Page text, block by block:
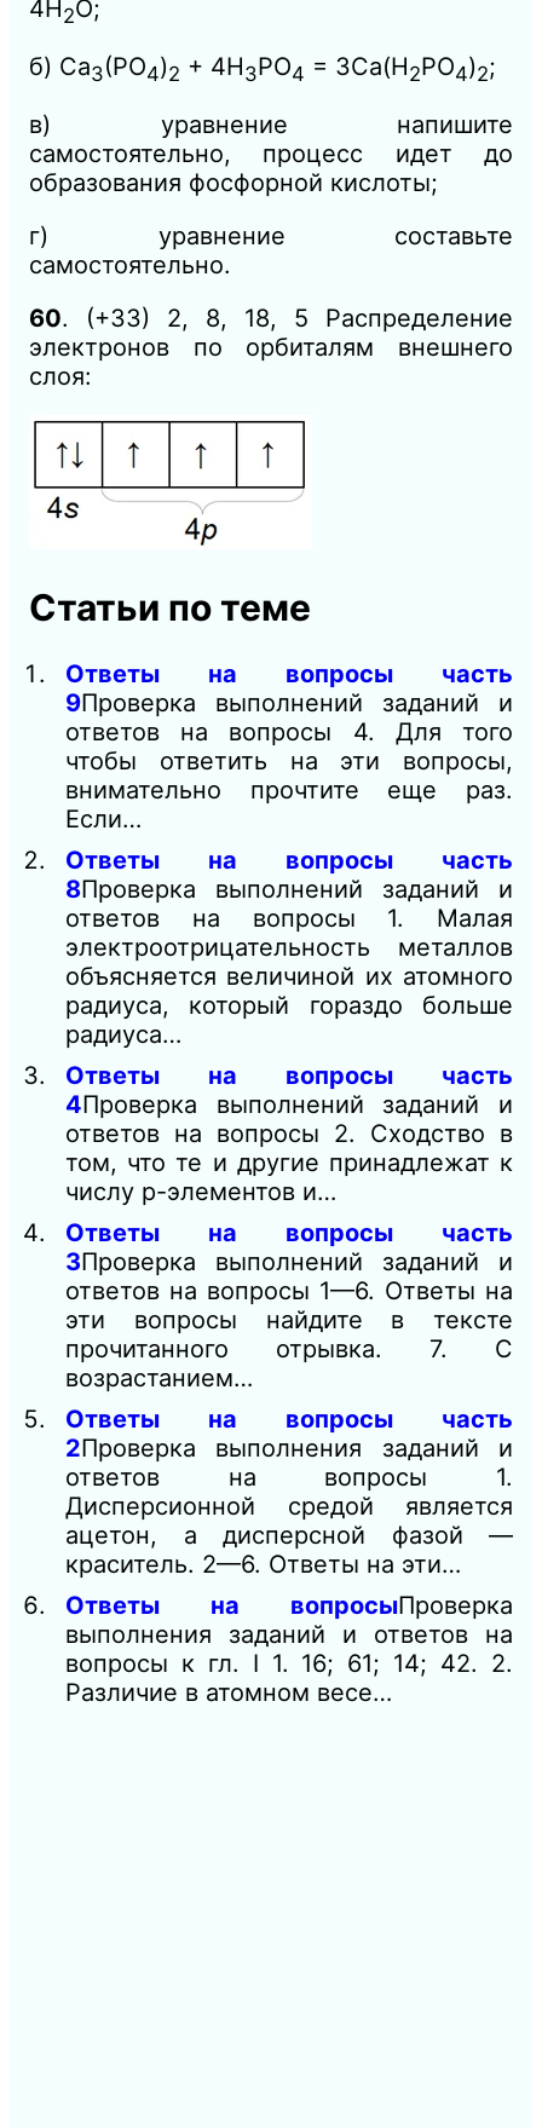
4Н2O;
б) Са3(РO4)2 + 4Н3РO4 = 3Са(Н2РO4)2;
в) уравнение напишите
самостоятельно, процесс идет до
образования фосфорной кислоты;
г) уравнение составьте
самостоятельно.
60. (+33) 2, 8, 18, 5 Распределение
электронов по орбиталям внешнего
слоя:
Статьи по теме
Ответы на вопросы часть
9Проверка выполнений заданий и
ответов на вопросы 4. Для того
чтобы ответить на эти вопросы,
внимательно прочтите еще раз.
Если…
Ответы на вопросы часть
8Проверка выполнений заданий и
ответов на вопросы 1. Малая
электроотрицательность металлов
объясняется величиной их атомного
радиуса, который гораздо больше
радиуса…
Ответы на вопросы часть
4Проверка выполнений заданий и
ответов на вопросы 2. Сходство в
том, что те и другие принадлежат к
числу р-элементов и…
Ответы на вопросы часть
3Проверка выполнений заданий и
ответов на вопросы 1—6. Ответы на
эти вопросы найдите в тексте
прочитанного отрывка. 7. С
возрастанием…
Ответы на вопросы часть
2Проверка выполнения заданий и
ответов на вопросы 1.
Дисперсионной средой является
ацетон, а дисперсной фазой —
краситель. 2—6. Ответы на эти…
Ответы на вопросыПроверка
выполнения заданий и ответов на
вопросы к гл. I 1. 16; 61; 14; 42. 2.
Различие в атомном весе…